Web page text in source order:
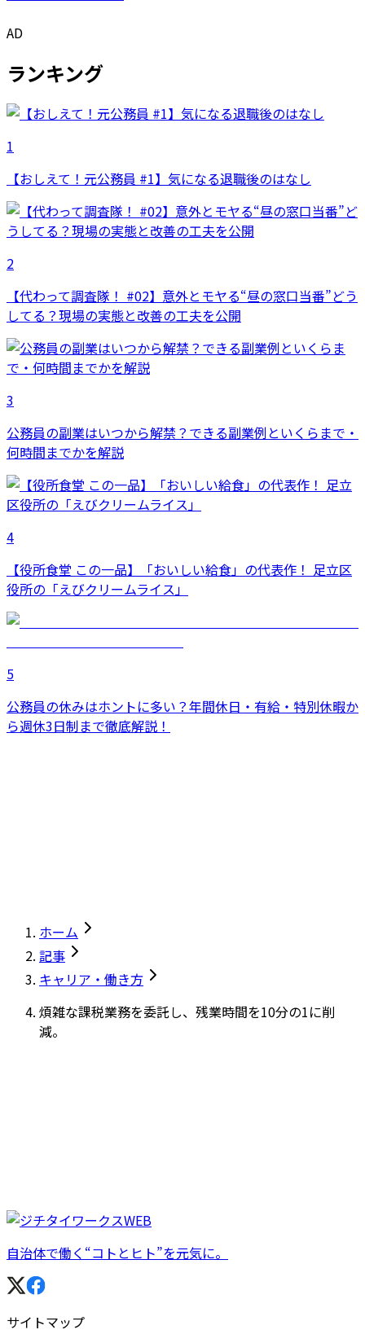
AD
ランキング
1
【おしえて！元公務員 #1】気になる退職後のはなし
2
【代わって調査隊！ #02】意外とモヤる“昼の窓口当番”どう
してる？現場の実態と改善の工夫を公開
3
公務員の副業はいつから解禁？できる副業例といくらまで・
何時間までかを解説
4
【役所食堂 この一品】「おいしい給食」の代表作！ 足立区
役所の「えびクリームライス」
5
公務員の休みはホントに多い？年間休日・有給・特別休暇か
ら週休3日制まで徹底解説！
ホーム
記事
キャリア・働き方
煩雑な課税業務を委託し、残業時間を10分の1に削
減。
自治体で働く“コトとヒト”を元気に。
サイトマップ